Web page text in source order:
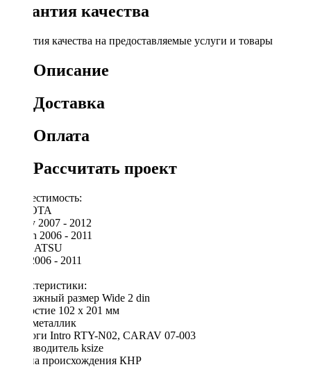
Гарантия качества
Гарантия качества на предоставляемые услуги и товары
Описание
Доставка
Оплата
Рассчитать проект
Совместимость:
TOYOTA
Camry 2007 - 2012
Aurion 2006 - 2011
DAIHATSU
Altis 2006 - 2011
Характеристики:
Монтажный размер Wide 2 din
Отверстие 102 х 201 мм
Цвет металлик
Аналоги Intro RTY-N02, CARAV 07-003
Производитель ksize
Страна происхождения КНР